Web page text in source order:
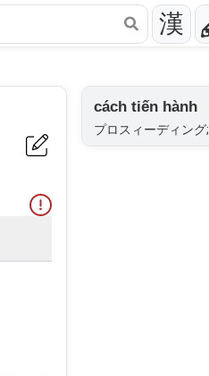
漢
cách tiến hành
プロスィーディング;